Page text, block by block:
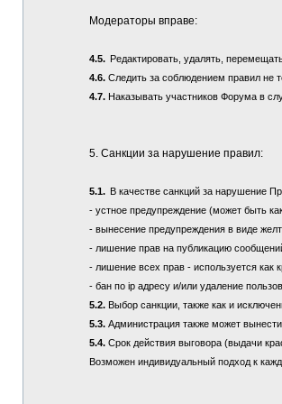
Модераторы вправе:
4.5. Редактировать, удалять,
4.6.Следить за соблюдением правил не
4.7.Наказывать участников Форума в
5. Санкции за нарушение правил:
5.1. В качестве санкций за нарушение
- устное предупреждение (может быть
- вынесение предупреждения в виде
- лишение прав на публикацию
- лишение всех прав - используется как
- бан по ip адресу и/или удаление
5.2.Выбор санкции, также как и
5.3.Администрация также может
5.4.Срок действия выговора (выдачи
Возможен индивидуальный подход к